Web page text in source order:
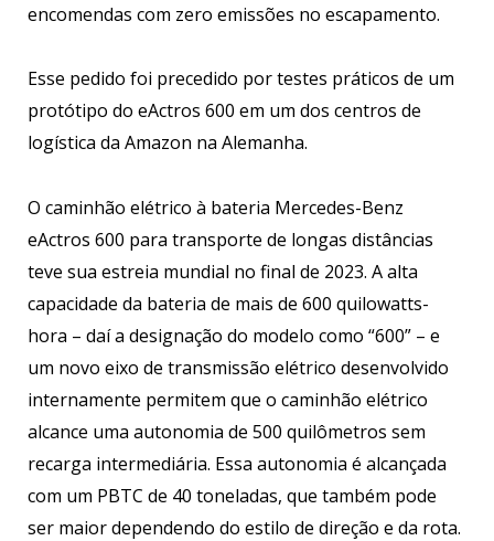
encomendas com zero emissões no escapamento.
Esse pedido foi precedido por testes práticos de um
protótipo do eActros 600 em um dos centros de
logística da Amazon na Alemanha.
O caminhão elétrico à bateria Mercedes-Benz
eActros 600 para transporte de longas distâncias
teve sua estreia mundial no final de 2023. A alta
capacidade da bateria de mais de 600 quilowatts-
hora – daí a designação do modelo como “600” – e
um novo eixo de transmissão elétrico desenvolvido
internamente permitem que o caminhão elétrico
alcance uma autonomia de 500 quilômetros sem
recarga intermediária. Essa autonomia é alcançada
com um PBTC de 40 toneladas, que também pode
ser maior dependendo do estilo de direção e da rota.